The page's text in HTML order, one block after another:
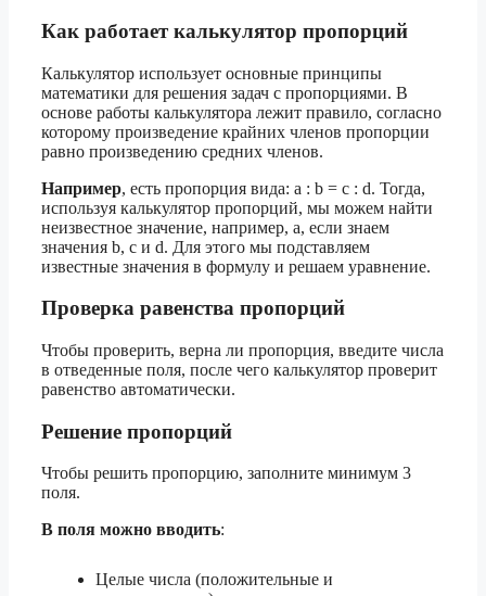
Как работает калькулятор пропорций
Калькулятор использует основные принципы
математики для решения задач с пропорциями. В
основе работы калькулятора лежит правило, согласно
которому произведение крайних членов пропорции
равно произведению средних членов.
Например, есть пропорция вида: a : b = c : d. Тогда,
используя калькулятор пропорций, мы можем найти
неизвестное значение, например, a, если знаем
значения b, c и d. Для этого мы подставляем
известные значения в формулу и решаем уравнение.
Проверка равенства пропорций
Чтобы проверить, верна ли пропорция, введите числа
в отведенные поля, после чего калькулятор проверит
равенство автоматически.
Решение пропорций
Чтобы решить пропорцию, заполните минимум 3
поля.
В поля можно вводить:
Целые числа (положительные и